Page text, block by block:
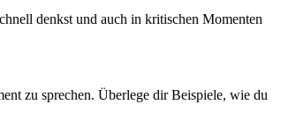
denkst und auch in kritischen Momenten
zu sprechen. Überlege dir Beispiele, wie du